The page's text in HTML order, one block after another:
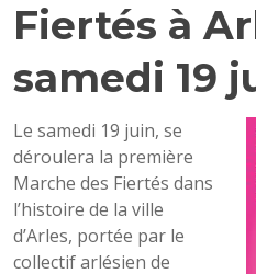
Fiertés à
samedi 19
Le samedi 19 juin, se
déroulera la première
Marche des Fiertés dans
l’histoire de la ville
d’Arles, portée par le
collectif arlésien de